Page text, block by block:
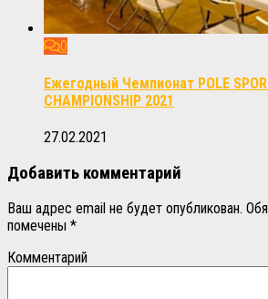
0
Ежегодный Чемпионат POLE
CHAMPIONSHIP 2021
27.02.2021
Добавить комментарий
Ваш адрес email не будет опубликован.
помечены *
Комментарий